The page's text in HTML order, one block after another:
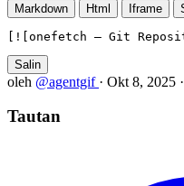
Markdown Html Iframe
[![onefetch — Git
Salin
oleh @agentgif · Okt 8, 2025 ·
Tautan